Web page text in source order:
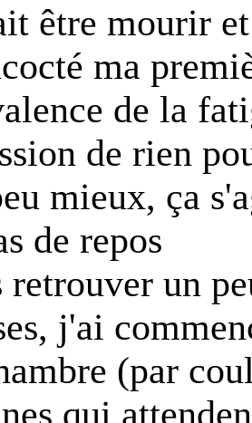
être mourir
ma
de la
de rien
mieux, ça
de repos
retrouver un
j'ai
(par
qui